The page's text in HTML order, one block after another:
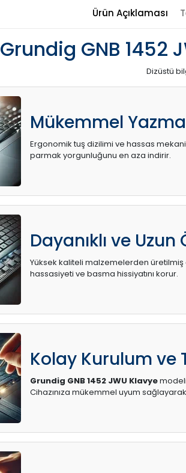
Ürün Açıklaması
Grundig GNB 1452
Dizüstü
Mükemmel
Ergonomik tuş dizilimi ve hassas
parmak yorgunluğunu en aza indirir.
Dayanıklı ve
Yüksek kaliteli malzemelerden üretilmiş
hassasiyeti ve basma hissiyatını korur.
Kolay Kurulum ve
Grundig GNB 1452 JWU Klavye
Cihazınıza mükemmel uyum